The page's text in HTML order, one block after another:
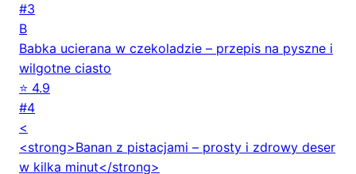
#3
B
Babka ucierana w czekoladzie – przepis na pyszne i
wilgotne ciasto
⭐ 4.9
#4
<
<strong>Banan z pistacjami – prosty i zdrowy deser
w kilka minut</strong>